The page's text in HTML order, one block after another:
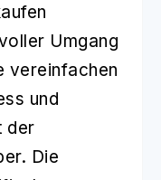
Umgang
vereinfachen
und
der
Die